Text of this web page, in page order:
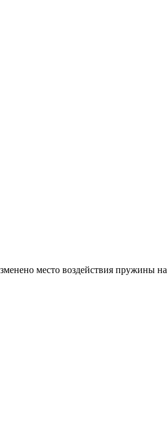
место воздействия пружины